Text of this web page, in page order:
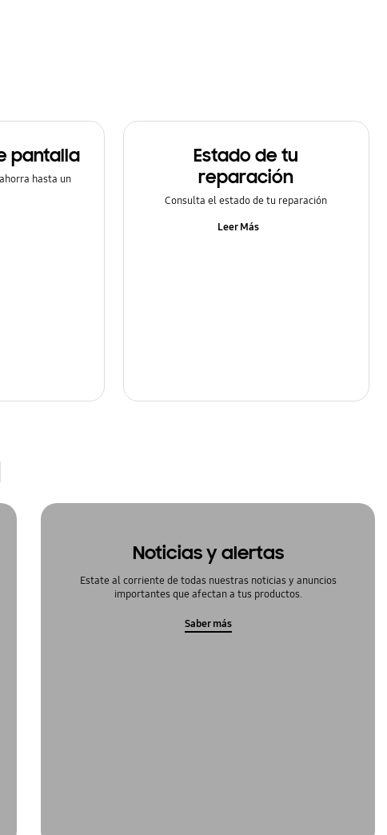
pantalla
hasta un
Estado de tu
reparación
Consulta el estado de tu reparación
Leer Más
Noticias y alertas
Estate al corriente de todas nuestras noticias y anuncios
importantes que afectan a tus productos.
Saber más